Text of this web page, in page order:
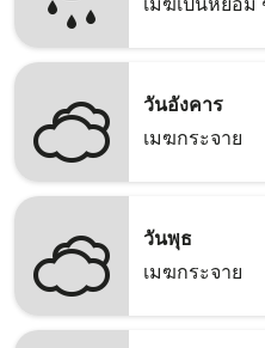
วันอังคาร
เมฆกระจาย
วันพุธ
เมฆกระจาย